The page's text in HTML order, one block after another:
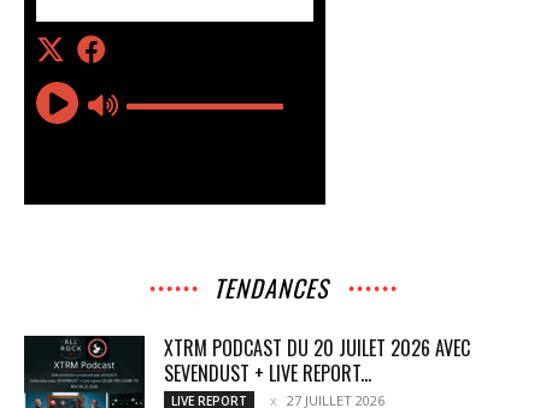
TENDANCES
XTRM PODCAST DU 20 JUILET 2026 AVEC
SEVENDUST + LIVE REPORT...
LIVE REPORT 27 JUILLET 2026